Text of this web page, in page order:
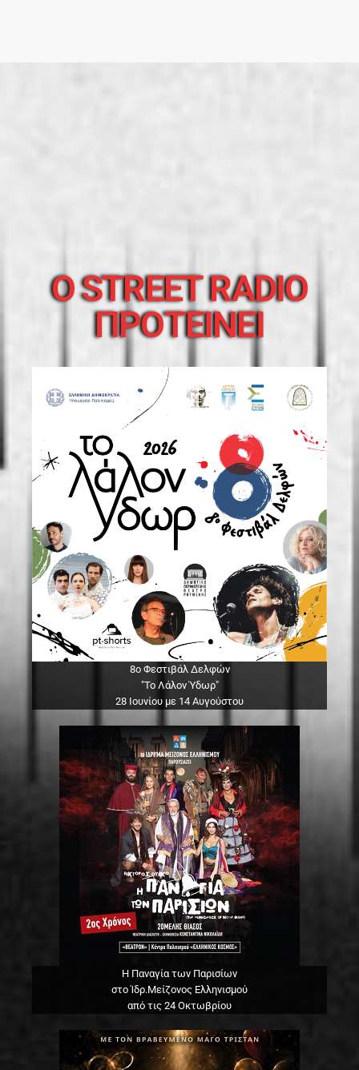
O STREET RADIO
ΠΡΟΤΕΙΝΕΙ
8ο Φεστιβάλ Δελφών
"Το Λάλον Ύδωρ"
28 Ιουνίου με 14 Αυγούστου
Η Παναγία των Παρισίων
στο Ίδρ.Μείζονος Ελληνισμού
από τις 24 Οκτωβρίου